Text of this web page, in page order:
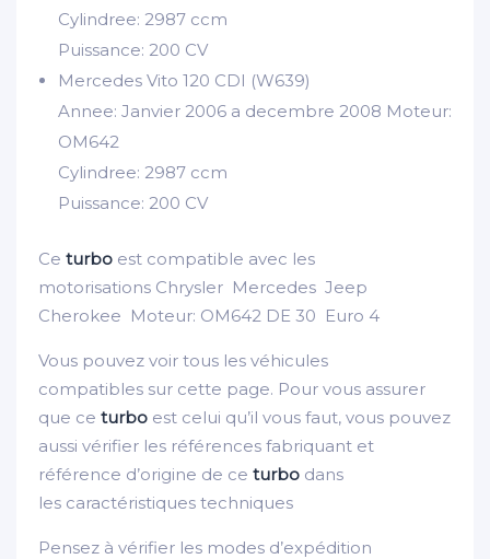
Cylindree: 2987 ccm
Puissance: 200 CV
Mercedes Vito 120 CDI (W639)
Annee: Janvier 2006 a decembre 2008 Moteur:
OM642
Cylindree: 2987 ccm
Puissance: 200 CV
Ce turbo est compatible avec les
motorisations Chrysler Mercedes Jeep
Cherokee Moteur: OM642 DE 30 Euro 4
Vous pouvez voir tous les véhicules
compatibles sur cette page. Pour vous assurer
que ce turbo est celui qu’il vous faut, vous pouvez
aussi vérifier les références fabriquant et
référence d’origine de ce turbo dans
les caractéristiques techniques
Pensez à vérifier les modes d’expédition